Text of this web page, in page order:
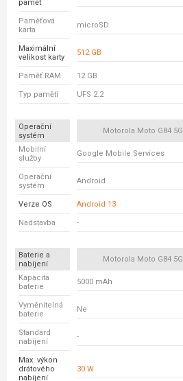
paměť
Paměťová
karta
microSD
Maximální
velikost karty
512 GB
Paměť RAM 12 GB
Typ paměti UFS 2.2
Operační
systém
Motorola Moto G84 5G
Mobilní
služby
Google Mobile Services
Operační
systém
Android
Verze OS Android 13
Nadstavba -
Baterie a
nabíjení
Motorola Moto G84 5G
Kapacita
baterie
5000 mAh
Vyměnitelná
baterie
Ne
Standard
nabíjení
-
Max. výkon
drátového
nabíjení
30 W